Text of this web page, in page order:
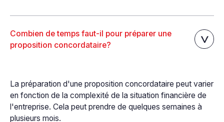
Combien de temps faut-il pour préparer une
proposition concordataire?
La préparation d'une proposition concordataire peut varier
en fonction de la complexité de la situation financière de
l'entreprise. Cela peut prendre de quelques semaines à
plusieurs mois.